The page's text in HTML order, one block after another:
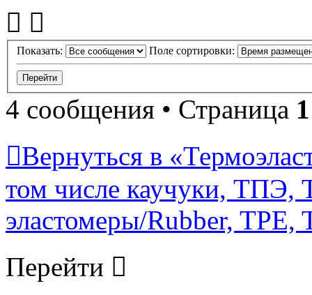
Показать: Поле сортировки:
4 сообщения • Страница 1
Вернуться в
том числе каучуки, ТПЭ,
эластомеры/Rubber, TPE,
Перейти